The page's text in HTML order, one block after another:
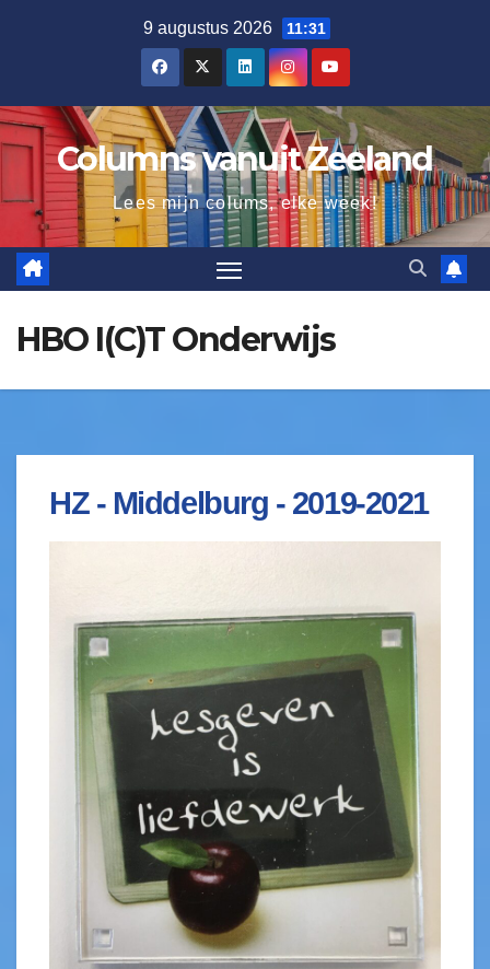
9 augustus 2026 11:31
Columns vanuit Zeeland
Lees mijn colums, elke week!
HBO I(C)T Onderwijs
HZ - Middelburg - 2019-2021